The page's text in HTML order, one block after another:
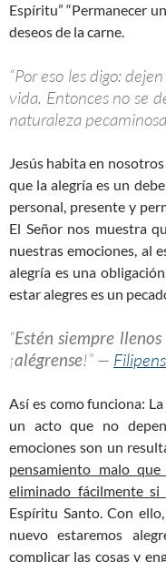
Espíritu” “Permanecer
deseos de la carne.
“Por eso les digo:
vida. Entonces no se
naturaleza
Jesús habita en
que la alegría es un
personal, presente y
El Señor nos muestra
nuestras emociones, al
alegría es una
estar alegres es un
“Estén siempre
¡alégrense!” —
Así es como funciona:
un acto que no
emociones son un
pensamiento malo
eliminado fácilmente
Espíritu Santo. Con
nuevo estaremos
complicar las cosas y